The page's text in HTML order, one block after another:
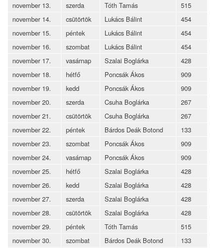
november 13.
szerda Tóth Tamás
515
november 14.
csütörtök Lukács Bálint
454
november 15.
péntek Lukács Bálint
454
november 16.
szombat Lukács Bálint
454
november 17.
vasárnap Szalai Boglárka
428
november 18.
hétfő Poncsák Ákos
909
november 19.
kedd Poncsák Ákos
909
november 20.
szerda Csuha Boglárka
267
november 21.
csütörtök Csuha Boglárka
267
november 22.
péntek Bárdos Deák Botond
133
november 23.
szombat Poncsák Ákos
909
november 24.
vasárnap Poncsák Ákos
909
november 25.
hétfő Szalai Boglárka
428
november 26.
kedd Szalai Boglárka
428
november 27.
szerda Szalai Boglárka
428
november 28.
csütörtök Szalai Boglárka
428
november 29.
péntek Tóth Tamás
515
november 30.
szombat Bárdos Deák Botond 133